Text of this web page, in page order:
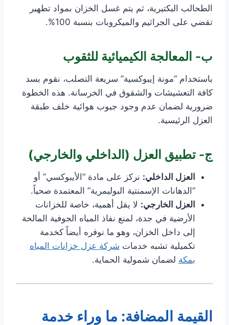
الطحالب البكتيرية، ثم يتم غسل الخزان بمواد تطهير
تقضي على الجراثيم والميكروبات بنسبة 100%.
ب- المعالجة الكيميائية للثقوب
باستخدام “مونة إيبوكسية” سريعة التصلب، نقوم بسد
كافة التعشيشات والشقوق في الخرسانة. هذه الخطوة
ضرورية لضمان عدم وجود جيوب هوائية خلف طبقة
العزل الرئيسية.
ج- تطبيق العزل (الداخلي والخارجي)
العزل الداخلي: نركز على مادة “الأيبوكسي” أو
“الدهانات الإسمنتية البوليمرية” المعتمدة صحياً.
العزل الخارجي: لا يقل أهمية، خاصة للخزانات
الأرضية في جدة، لمنع نفاذ المياه الجوفية المالحة
إلى داخل الخزان، وهو ما نوفره أيضاً كخدمة
تكميلية تشبه خدمات شركة عزل خزانات المياه
بمكة لضمان شمولية الحماية.
القيمة المضافة: ما وراء خدمة